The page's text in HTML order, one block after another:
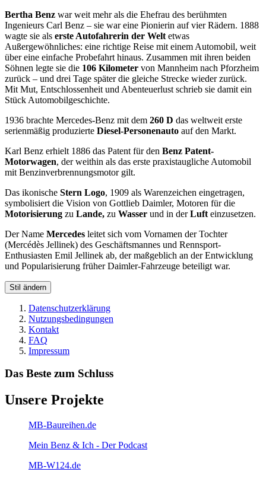
Bertha Benz war weit mehr als die Ehefrau des berühmten
Ingenieurs Carl Benz – sie war eine Pionierin auf vier Rädern. 1888
wagte sie als erste Autofahrerin der Welt etwas
Außergewöhnliches: eine richtige Reise mit einem Automobil, weit
über eine einfache Probefahrt hinaus. Zusammen mit ihren beiden
Söhnen legte sie die 106 Kilometer von Mannheim nach Pforzheim
zurück – und drei Tage später die gleiche Strecke wieder zurück.
Mit Mut, Entschlossenheit und Abenteuerlust schrieb sie damit ein
Stück Automobilgeschichte.
1936 brachte Mercedes-Benz mit dem 260 D das weltweit erste
serienmäßig produzierte Diesel-Personenauto auf den Markt.
Karl Benz erhielt 1886 das Patent für den Benz Patent-
Motorwagen, der weithin als das erste praxistaugliche Automobil
mit Benzinverbrennungsmotor gilt.
Das ikonische Stern Logo, 1909 als Warenzeichen eingetragen,
symbolisiert die Vision von Gottlieb Daimler, Motoren für die
Motorisierung zu Lande, zu Wasser und in derLuft einzusetzen.
Der Name Mercedes leitet sich vom Vornamen der Tochter
(Mercédès Jellinek) des Geschäftsmannes und Rennsport-
Enthusiasten Emil Jellinek ab, der maßgeblich an der Entwicklung
und Popularisierung früher Daimler-Fahrzeuge beteiligt war.
Stil ändern
Datenschutzerklärung
Nutzungsbedingungen
Kontakt
FAQ
Impressum
Das Beste zum Schluss
Unsere Projekte
MB-Baureihen.de
Mein Benz & Ich - Der Podcast
MB-W124.de